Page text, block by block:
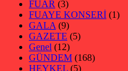
FUAR (3)
FUAYE KONSERİ (1)
GALA (9)
GAZETE (5)
Genel (12)
GÜNDEM (168)
HEYKEL (5)